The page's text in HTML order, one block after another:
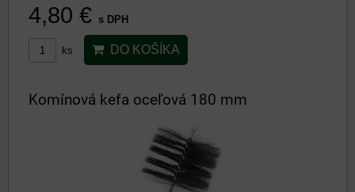
4,80 € s DPH
ks DO KOŠÍKA
Komínová kefa oceľová 180 mm